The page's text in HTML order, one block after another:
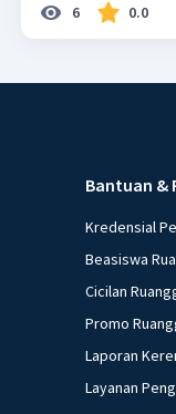
6 0.0
Bantuan &
Kredensial
Beasiswa
Cicilan
Promo
Laporan
Layanan